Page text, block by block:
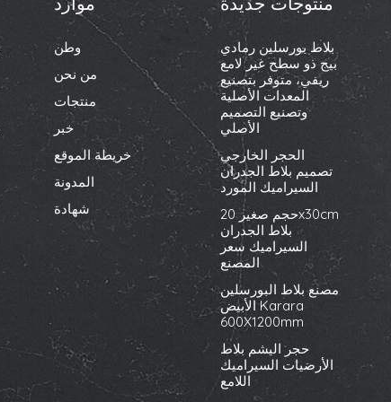
وطن
من نحن
منتجات
خبر
خريطة الموقع
المدونة
شهادة
بلاط بورسلين رمادي
بيج ذو سطح غير لامع
ريفي، متوفر بتصنيع
المعدات الأصلية
وتصنيع التصميم
الأصلي
الحجر الخارجي
تصميم بلاط الجدران
السيراميك المورد
حجم صغير 20x30cm
بلاط الجدران
السيراميك سعر
المصنع
مصنع بلاط البورسلين
الأبيض Karara
600X1200mm
حجر اليشم بلاط
الأرضيات السيراميك
اللامع